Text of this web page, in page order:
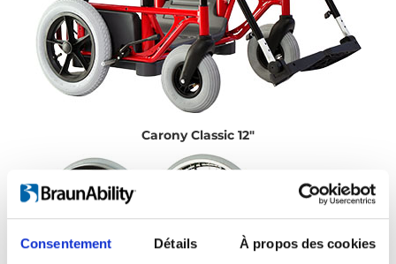
Consentement Détails À propos des cookies
Carony Classic 12"